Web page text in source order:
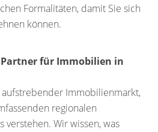
Formalitäten, damit Sie sich
können.
Partner für Immobilien in
Immobilienmarkt,
regionalen
verstehen. Wir wissen, was